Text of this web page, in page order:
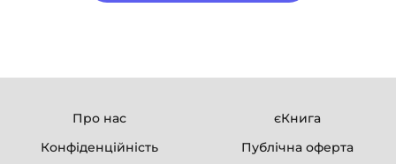
Про нас
єКнига
Конфіденційність
Публічна оферта